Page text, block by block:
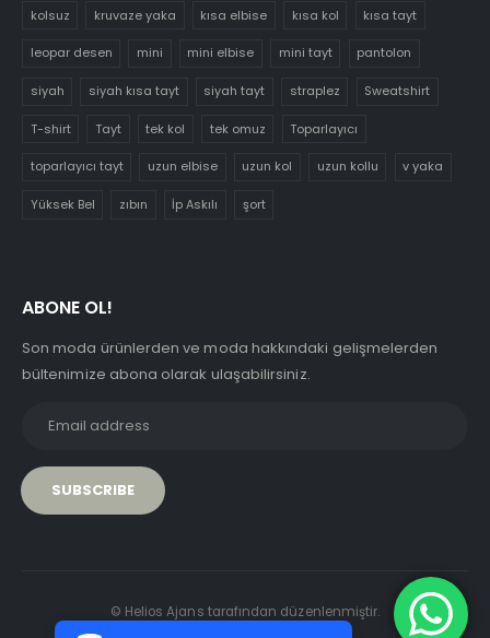
7/24 Canlı Destek
kolsuz kruvaze yaka kısa elbise kısa kol kısa tayt
leopar desen mini mini elbise mini tayt pantolon
siyah siyah kısa tayt siyah tayt straplez Sweatshirt
T-shirt Tayt tek kol tek omuz Toparlayıcı
toparlayıcı tayt uzun elbise uzun kol uzun kollu v yaka
Yüksek Bel zıbın İp Askılı şort
ABONE OL!
Son moda ürünlerden ve moda hakkındaki gelişmelerden
bültenimize abona olarak ulaşabilirsiniz.
© Helios Ajans tarafından düzenlenmiştir.